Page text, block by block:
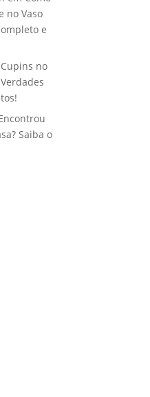
no Vaso
e
Cupins no
Saiba o